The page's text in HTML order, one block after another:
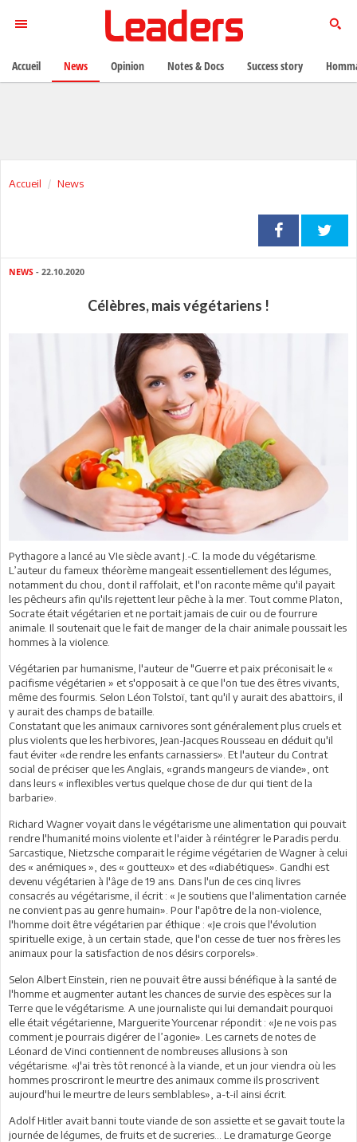
Accueil News
NEWS - 22.10.2020
Célèbres, mais végétariens !
Pythagore a lancé au VIe siècle avant J.-C. la mode du végétarisme.
L’auteur du fameux théorème mangeait essentiellement des légumes,
notamment du chou, dont il raffolait, et l'on raconte même qu'il payait
les pêcheurs afin qu'ils rejettent leur pêche à la mer. Tout comme Platon,
Socrate était végétarien et ne portait jamais de cuir ou de fourrure
animale. Il soutenait que le fait de manger de la chair animale poussait les
hommes à la violence.
Végétarien par humanisme, l'auteur de "Guerre et paix préconisait le «
pacifisme végétarien » et s'opposait à ce que l'on tue des êtres vivants,
même des fourmis. Selon Léon Tolstoï, tant qu'il y aurait des abattoirs, il
y aurait des champs de bataille.
Constatant que les animaux carnivores sont généralement plus cruels et
plus violents que les herbivores, Jean-Jacques Rousseau en déduit qu'il
faut éviter «de rendre les enfants carnassiers». Et l'auteur du Contrat
social de préciser que les Anglais, «grands mangeurs de viande», ont
dans leurs « inflexibles vertus quelque chose de dur qui tient de la
barbarie».
Richard Wagner voyait dans le végétarisme une alimentation qui pouvait
rendre l'humanité moins violente et l'aider à réintégrer le Paradis perdu.
Sarcastique, Nietzsche comparait le régime végétarien de Wagner à celui
des « anémiques », des « goutteux» et des «diabétiques». Gandhi est
devenu végétarien à l'âge de 19 ans. Dans l'un de ces cinq livres
consacrés au végétarisme, il écrit : « Je soutiens que l'alimentation carnée
ne convient pas au genre humain». Pour l'apôtre de la non-violence,
l'homme doit être végétarien par éthique : «Je crois que l'évolution
spirituelle exige, à un certain stade, que l'on cesse de tuer nos frères les
animaux pour la satisfaction de nos désirs corporels».
Selon Albert Einstein, rien ne pouvait être aussi bénéfique à la santé de
l'homme et augmenter autant les chances de survie des espèces sur la
Terre que le végétarisme. A une journaliste qui lui demandait pourquoi
elle était végétarienne, Marguerite Yourcenar répondit : «Je ne vois pas
comment je pourrais digérer de l’agonie». Les carnets de notes de
Léonard de Vinci contiennent de nombreuses allusions à son
végétarisme. «J'ai très tôt renoncé à la viande, et un jour viendra où les
hommes proscriront le meurtre des animaux comme ils proscrivent
aujourd'hui le meurtre de leurs semblables», a-t-il ainsi écrit.
Adolf Hitler avait banni toute viande de son assiette et se gavait toute la
journée de légumes, de fruits et de sucreries… Le dramaturge George
Accueil News Opinion Notes & Docs Success story